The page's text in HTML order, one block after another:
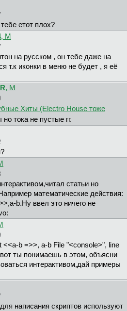
етот плох?
, М
на русском , он тебе даже на
т.к иконки в меню не будет , я её
, М
Хиты (Electro House тоже
тока не пустые гг.
статьи но
математические действия:
b.Ну ввел это ничего не
b =>>, a-b File "<console>", line
ты понимаешь в этом, объясни
интерактивом,дай примеры
написания скриптов используют